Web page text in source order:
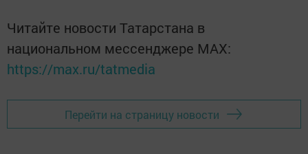
Читайте новости Татарстана в
национальном мессенджере MАХ:
https://max.ru/tatmedia
Перейти на страницу новости